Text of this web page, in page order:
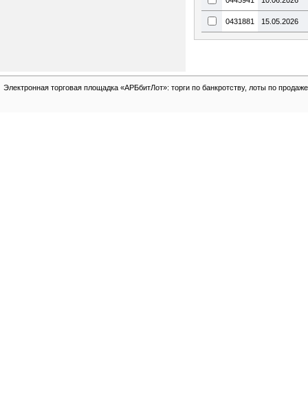
0431881 15.05.2026
Электронная торговая площадка «АРБбитЛот»: торги по банкротству, лоты по